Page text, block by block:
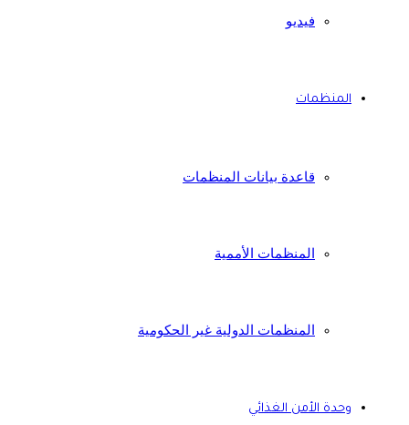
فيديو
المنظمات
قاعدة بيانات المنظمات
المنظمات الأممية
المنظمات الدولية غير الحكومية
وحدة الأمن الغذائي